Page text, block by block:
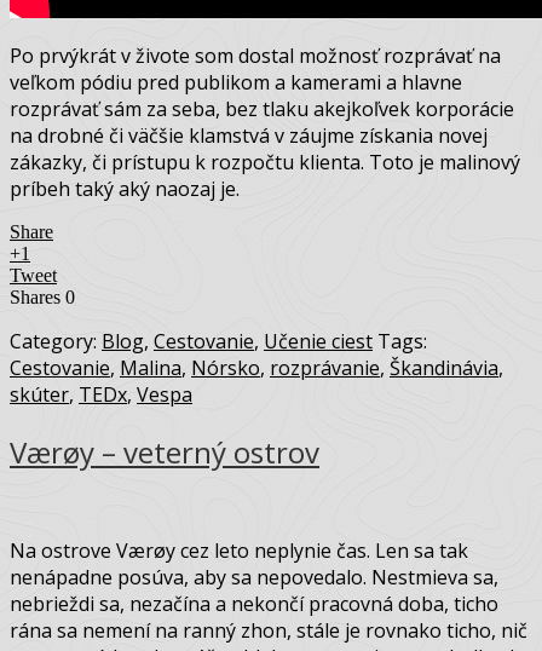
Po prvýkrát v živote som dostal možnosť rozprávať na
veľkom pódiu pred publikom a kamerami a hlavne
rozprávať sám za seba, bez tlaku akejkoľvek korporácie
na drobné či väčšie klamstvá v záujme získania novej
zákazky, či prístupu k rozpočtu klienta. Toto je malinový
príbeh taký aký naozaj je.
Share
+1
Tweet
Shares 0
Category: Blog, Cestovanie, Učenie ciest Tags:
Cestovanie, Malina, Nórsko, rozprávanie, Škandinávia,
skúter, TEDx, Vespa
Værøy – veterný ostrov
Na ostrove Værøy cez leto neplynie čas. Len sa tak
nenápadne posúva, aby sa nepovedalo. Nestmieva sa,
nebrieždi sa, nezačína a nekončí pracovná doba, ticho
rána sa nemení na ranný zhon, stále je rovnako ticho, nič